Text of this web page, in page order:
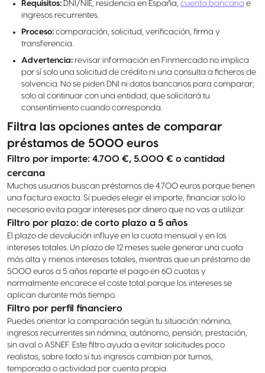
Requisitos: DNI/NIE, residencia en España, cuenta bancaria e
ingresos recurrentes.
Proceso: comparación, solicitud, verificación, firma y
transferencia.
Advertencia: revisar información en Finmercado no implica
por sí solo una solicitud de crédito ni una consulta a ficheros de
solvencia. No se piden DNI ni datos bancarios para comparar;
solo al continuar con una entidad, que solicitará tu
consentimiento cuando corresponda.
Filtra las opciones antes de comparar
préstamos de 5000 euros
Filtro por importe: 4.700 €, 5.000 € o cantidad
cercana
Muchos usuarios buscan préstamos de 4.700 euros porque tienen
una factura exacta. Si puedes elegir el importe, financiar solo lo
necesario evita pagar intereses por dinero que no vas a utilizar.
Filtro por plazo: de corto plazo a 5 años
El plazo de devolución influye en la cuota mensual y en los
intereses totales. Un plazo de 12 meses suele generar una cuota
más alta y menos intereses totales, mientras que un préstamo de
5000 euros a 5 años reparte el pago en 60 cuotas y
normalmente encarece el coste total porque los intereses se
aplican durante más tiempo.
Filtro por perfil financiero
Puedes orientar la comparación según tu situación: nómina,
ingresos recurrentes sin nómina, autónomo, pensión, prestación,
sin aval o ASNEF. Este filtro ayuda a evitar solicitudes poco
realistas, sobre todo si tus ingresos cambian por turnos,
temporada o actividad por cuenta propia.